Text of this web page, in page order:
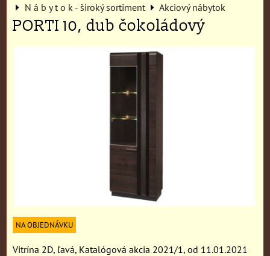
N á b y t o k - široký sortiment
Akciový nábytok
PORTI 10, dub čokoládový
NA OBJEDNÁVKU
Vitrína 2D, ľavá, Katalógová akcia 2021/1, od 11.01.2021